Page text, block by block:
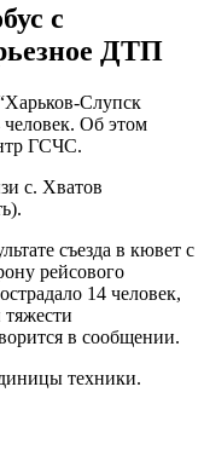
с
ДТП
Слупск
Об этом
ГСЧС.
с. Хватов
съезда в кювет с
рейсового
14 человек,
в сообщении.
техники.